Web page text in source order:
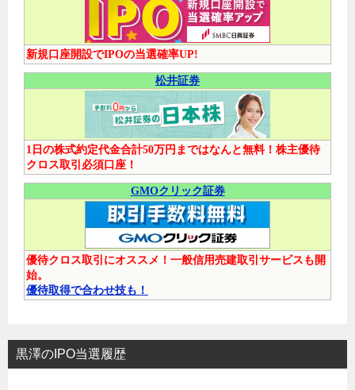
新規口座開設でIPOの当選確率UP!
松井証券
1日の株式約定代金合計50万円まではなんと無料！株主優待
クロス取引必須口座！
GMOクリック証券
優待クロス取引にオススメ！一般信用売建取引サービスも開
始。
優待取得で合わせ技も！
黒澤のIPO当選履歴